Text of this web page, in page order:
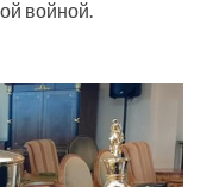
войной.